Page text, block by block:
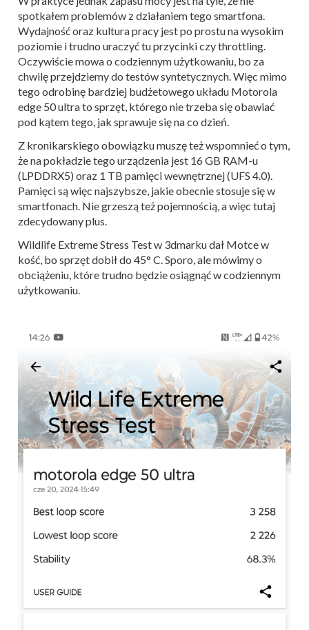
spotkałem problemów z działaniem tego smartfona.
Wydajność oraz kultura pracy jest po prostu na wysokim
poziomie i trudno uraczyć tu przycinki czy throttling.
Oczywiście mowa o codziennym użytkowaniu, bo za
chwilę przejdziemy do testów syntetycznych. Więc mimo
tego odrobinę bardziej budżetowego układu Motorola
edge 50 ultra to sprzęt, którego nie trzeba się obawiać
pod kątem tego, jak sprawuje się na co dzień.
Z kronikarskiego obowiązku muszę też wspomnieć o tym,
że na pokładzie tego urządzenia jest 16 GB RAM-u
(LPDDRX5) oraz 1 TB pamięci wewnętrznej (UFS 4.0).
Pamięci są więc najszybsze, jakie obecnie stosuje się w
smartfonach. Nie grzeszą też pojemnością, a więc tutaj
zdecydowany plus.
Wildlife Extreme Stress Test w 3dmarku dał Motce w
kość, bo sprzęt dobił do 45° C. Sporo, ale mówimy o
obciążeniu, które trudno będzie osiągnąć w codziennym
użytkowaniu.